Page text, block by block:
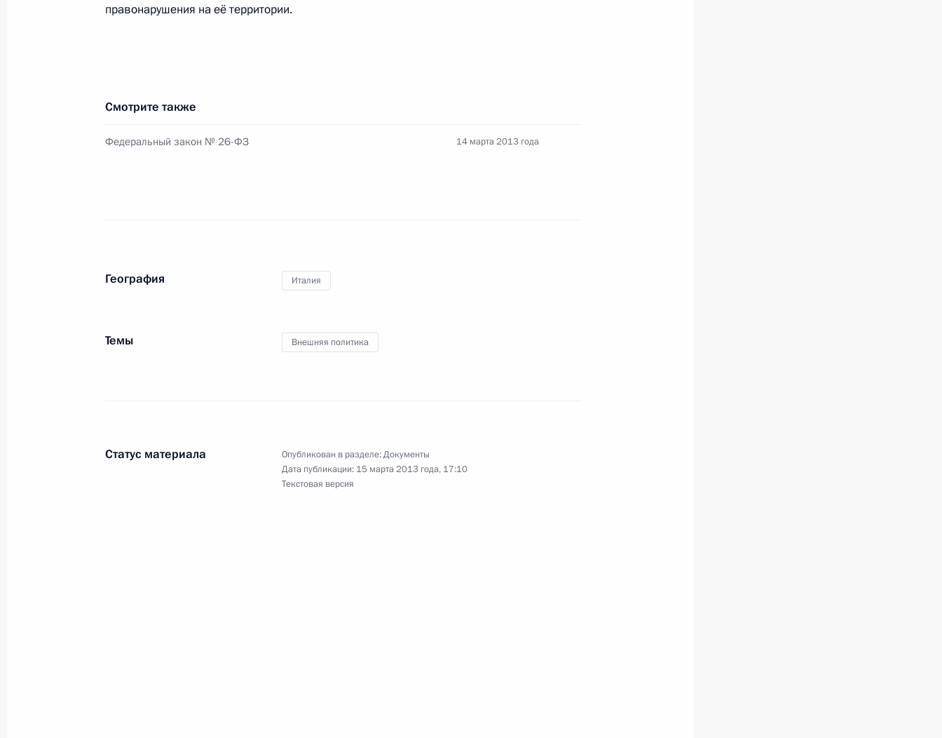
4 марта 2013 года, 18:30
О выделении средств из резервного фонда Президента
правонарушения на её территории.
Смотрите также
Федеральный закон № 26-ФЗ 14 марта 2013 года
География Италия
Темы Внешняя политика
Статус материала Опубликован в разделе:Документы
Дата публикации: 15 марта 2013 года, 17:10
Текстовая версия